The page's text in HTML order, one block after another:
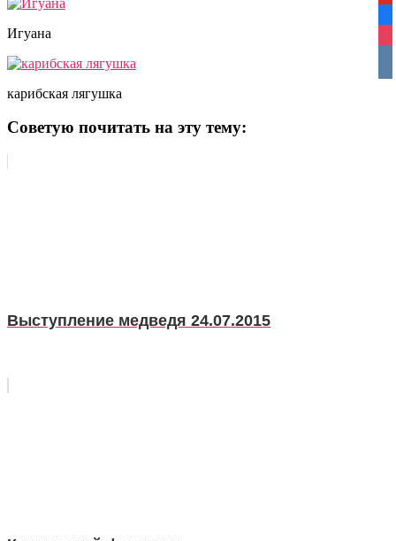
Игуана
карибская лягушка
Советую почитать на эту тему:
Выступление медведя 24.07.2015